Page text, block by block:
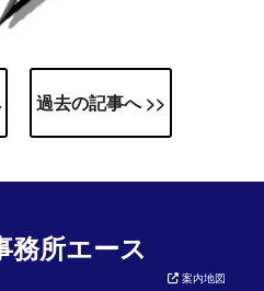
過去の記事へ >>
務所エース
案内地図